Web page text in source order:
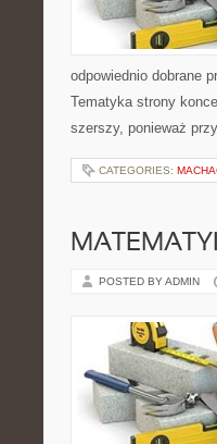
odpowiednio dobrane
Tematyka strony
szerszy, ponieważ
CATEGORIES:
POSTED BY ADMIN